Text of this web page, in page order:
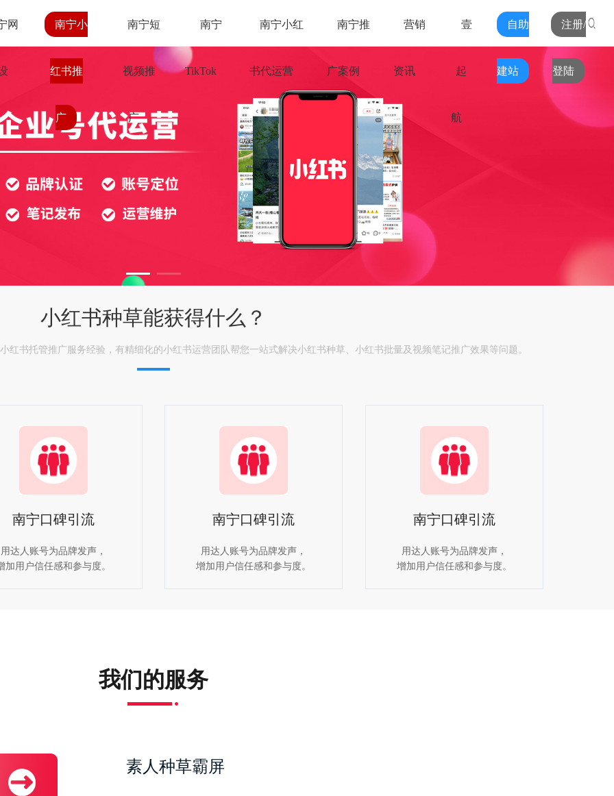
网 南宁小
红书推
广
南宁短
视频推
广
南宁
TikTok
南宁小红
书代运营
南宁推
广案例
营销
资讯
壹
起
航
自助
建站
注册/
登陆
小红书种草能获得什么？
红书托管推广服务经验，有精细化的小红书运营团队帮您一站式解决小红书种草、小红书批量及视频笔记推广效果等问题。
南宁口碑引流
用达人账号为品牌发声，
加用户信任感和参与度。
南宁口碑引流
用达人账号为品牌发声，
增加用户信任感和参与度。
南宁口碑引流
用达人账号为品牌发声，
增加用户信任感和参与度。
我们的服务
素人种草霸屏